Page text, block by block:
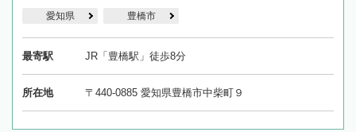
愛知県 豊橋市
最寄駅 JR「豊橋駅」徒歩8分
所在地 〒440-0885 愛知県豊橋市中柴町９